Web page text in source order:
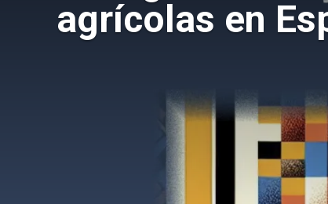
ayuda
a
agrícolas en